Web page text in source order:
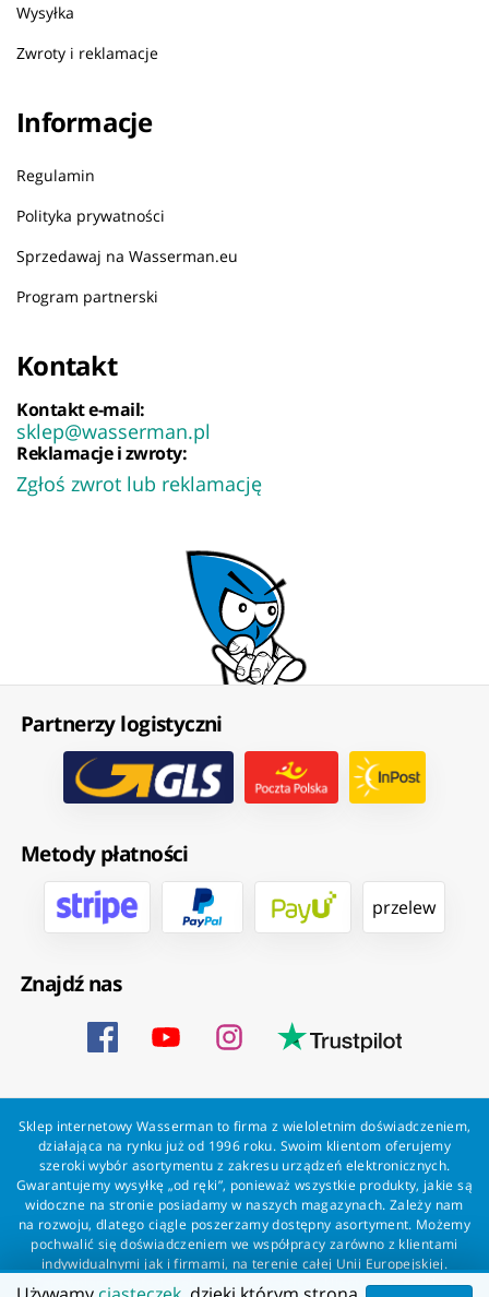
Wysyłka
Zwroty i reklamacje
Informacje
Regulamin
Polityka prywatności
Sprzedawaj na Wasserman.eu
Program partnerski
Kontakt
Kontakt e-mail:
sklep@wasserman.pl
Reklamacje i zwroty:
Zgłoś zwrot lub reklamację
Partnerzy logistyczni
Metody płatności
przelew
Znajdź nas
Sklep internetowy Wasserman to firma z wieloletnim doświadczeniem,
działająca na rynku już od 1996 roku. Swoim klientom oferujemy
szeroki wybór asortymentu z zakresu urządzeń elektronicznych.
Gwarantujemy wysyłkę „od ręki”, ponieważ wszystkie produkty, jakie są
widoczne na stronie posiadamy w naszych magazynach. Zależy nam
na rozwoju, dlatego ciągle poszerzamy dostępny asortyment. Możemy
pochwalić się doświadczeniem we współpracy zarówno z klientami
indywidualnymi jak i firmami, na terenie całej Unii Europejskiej.
Zapewniamy profesjonalną obsługę każdego klienta oraz szybką i